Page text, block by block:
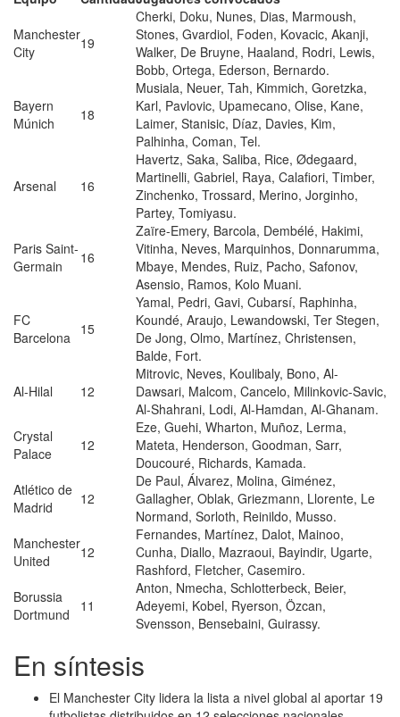
Manchester
City
19
Cherki, Doku, Nunes, Dias, Marmoush,
Stones, Gvardiol, Foden, Kovacic, Akanji,
Walker, De Bruyne, Haaland, Rodri, Lewis,
Bobb, Ortega, Ederson, Bernardo.
Bayern
Múnich
18
Musiala, Neuer, Tah, Kimmich, Goretzka,
Karl, Pavlovic, Upamecano, Olise, Kane,
Laimer, Stanisic, Díaz, Davies, Kim,
Palhinha, Coman, Tel.
Arsenal 16
Havertz, Saka, Saliba, Rice, Ødegaard,
Martinelli, Gabriel, Raya, Calafiori, Timber,
Zinchenko, Trossard, Merino, Jorginho,
Partey, Tomiyasu.
Paris Saint-
Germain
16
Zaïre-Emery, Barcola, Dembélé, Hakimi,
Vitinha, Neves, Marquinhos, Donnarumma,
Mbaye, Mendes, Ruiz, Pacho, Safonov,
Asensio, Ramos, Kolo Muani.
FC
Barcelona
15
Yamal, Pedri, Gavi, Cubarsí, Raphinha,
Koundé, Araujo, Lewandowski, Ter Stegen,
De Jong, Olmo, Martínez, Christensen,
Balde, Fort.
Al-Hilal
12
Mitrovic, Neves, Koulibaly, Bono, Al-
Dawsari, Malcom, Cancelo, Milinkovic-Savic,
Al-Shahrani, Lodi, Al-Hamdan, Al-Ghanam.
Crystal
Palace
12
Eze, Guehi, Wharton, Muñoz, Lerma,
Mateta, Henderson, Goodman, Sarr,
Doucouré, Richards, Kamada.
Atlético de
Madrid
12
De Paul, Álvarez, Molina, Giménez,
Gallagher, Oblak, Griezmann, Llorente, Le
Normand, Sorloth, Reinildo, Musso.
Manchester
United
12
Fernandes, Martínez, Dalot, Mainoo,
Cunha, Diallo, Mazraoui, Bayindir, Ugarte,
Rashford, Fletcher, Casemiro.
Borussia
Dortmund
11
Anton, Nmecha, Schlotterbeck, Beier,
Adeyemi, Kobel, Ryerson, Özcan,
Svensson, Bensebaini, Guirassy.
En síntesis
El Manchester City lidera la lista a nivel global al aportar 19